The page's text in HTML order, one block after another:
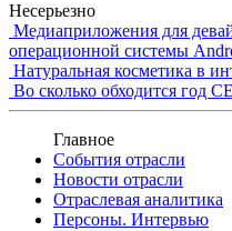
Несерьезно
Медиаприложения для
операционной системы
Натуральная косметика в
Во сколько обходится год
Главное
События отрасли
Новости отрасли
Отраслевая аналитика
Персоны. Интервью